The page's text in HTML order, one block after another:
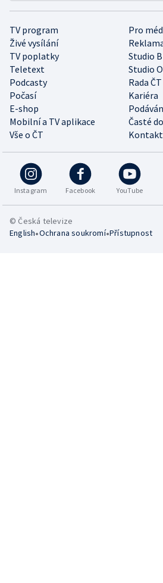
TV program
Pro
Živé vysílání
TV poplatky
Studio
Teletext
Studio
Podcasty
Rada ČT
Počasí
Kariéra
E-shop
Mobilní a TV aplikace
Časté
Vše o ČT
Instagram Facebook YouTube
© Česká televize
English•Ochrana soukromí•Přístupnost